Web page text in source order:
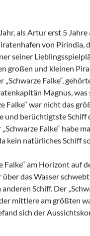
als Artur erst 5
von Pirindia,
seiner
großen und kleinen
„Schwarze Falke“,
Magnus,
Falke“ war nicht das
und berüchtigtste Schiff
Falke“ habe
kein natürliches Schiff
Falke“ am Horizont auf
über das Wasser
Schiff. Der
mittlere am größten
sich der